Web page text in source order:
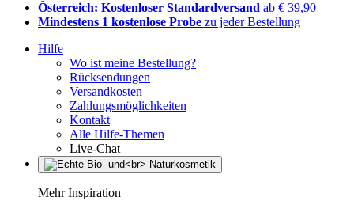
Österreich: Kostenloser Standardversand ab € 39,90
Mindestens 1 kostenlose Probe zu jeder Bestellung
Hilfe
Wo ist meine Bestellung?
Rücksendungen
Versandkosten
Zahlungsmöglichkeiten
Kontakt
Alle Hilfe-Themen
Live-Chat
Mehr Inspiration